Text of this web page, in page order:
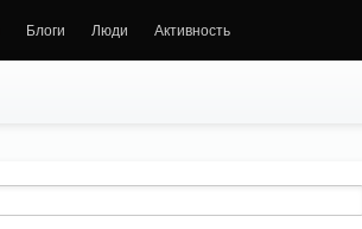
Блоги Люди Активность